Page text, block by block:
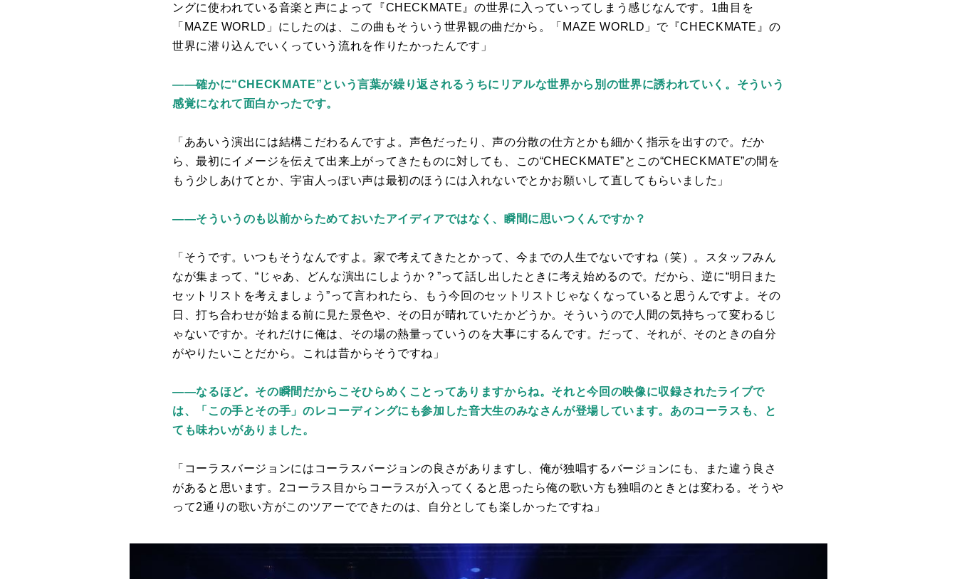
ングに使われている音楽と声によって『CHECKMATE 』の世界に入っていってしまう感じなんです。1曲目を
「 MAZE WORLD 」にしたのは、この曲もそういう世界観の曲だから。「 MAZE WORLD 」で『CHECKMATE 』の
世界に潜り込んでいくっていう流れを作りたかったんです」
――確かに“CHECKMATE”という言葉が繰り返されるうちにリアルな世界から別の世界に誘われていく。そういう
感覚になれて面白かったです。
「ああいう演出には結構こだわるんですよ。声色だったり、声の分散の仕方とかも細かく指示を出すので。だか
ら、最初にイメージを伝えて出来上がってきたものに対しても、この“CHECKMATE”とこの“CHECKMATE”の間を
もう少しあけてとか、宇宙人っぽい声は最初のほうには入れないでとかお願いして直してもらいました」
――そういうのも以前からためておいたアイディアではなく、瞬間に思いつくんですか？
「そうです。いつもそうなんですよ。家で考えてきたとかって、今までの人生でないですね（笑）。スタッフみん
なが集まって、“じゃあ、どんな演出にしようか？”って話し出したときに考え始めるので。だから、逆に“明日また
セットリストを考えましょう”って言われたら、もう今回のセットリストじゃなくなっていると思うんですよ。その
日、打ち合わせが始まる前に見た景色や、その日が晴れていたかどうか。そういうので人間の気持ちって変わるじ
ゃないですか。それだけに俺は、その場の熱量っていうのを大事にするんです。だって、それが、そのときの自分
がやりたいことだから。これは昔からそうですね」
――なるほど。その瞬間だからこそひらめくことってありますからね。それと今回の映像に収録されたライブで
は、「この手とその手」のレコーディングにも参加した音大生のみなさんが登場しています。あのコーラスも、と
ても味わいがありました。
「コーラスバージョンにはコーラスバージョンの良さがありますし、俺が独唱するバージョンにも、また違う良さ
があると思います。2コーラス目からコーラスが入ってくると思ったら俺の歌い方も独唱のときとは変わる。そうや
って2通りの歌い方がこのツアーでできたのは、自分としても楽しかったですね」